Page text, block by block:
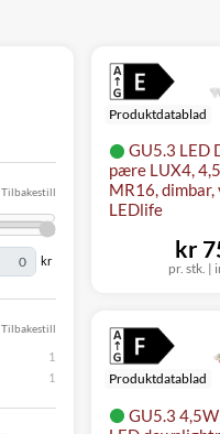
Tilbakestill
kr
Tilbakestill
GU5.3 LED
pære LUX4,
MR16,
LEDlife
Produktdatablad
pr. stk. |
kr
GU5.3
Produktdatablad